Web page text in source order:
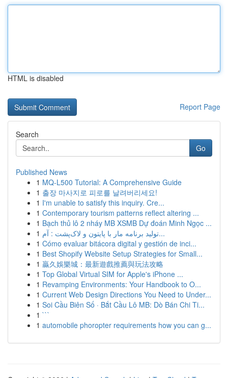
HTML is disabled
Report Page
Search
Go
Published News
1 MQ-L500 Tutorial: A Comprehensive Guide
1 출장 마사지로 피로를 날려버리세요!
1 I'm unable to satisfy this inquiry. Cre...
1 Contemporary tourism patterns reflect altering ...
1 Bạch thủ lô 2 nháy MB XSMB Dự đoán Minh Ngọc ...
1
تولید برنامه مار با پایتون و لاک‌پشت : آم...
1 Cómo evaluar bitácora digital y gestión de inci...
1 Best Shopify Website Setup Strategies for Small...
1 贏久娛樂城：最新遊戲推薦與玩法攻略
1 Top Global Virtual SIM for Apple's iPhone ...
1 Revamping Environments: Your Handbook to O...
1 Current Web Design Directions You Need to Under...
1 Soi Cầu Biên Số · Bắt Cầu Lô MB: Dò Bán Chi Ti...
1 ```
1 automobile phoropter requirements how you can g...